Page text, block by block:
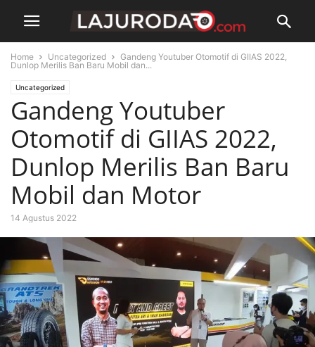
Home Uncategorized
Gandeng Youtuber Otomotif di GIIAS 2022,
Dunlop Merilis Ban Baru Mobil dan...
Uncategorized
Gandeng Youtuber
Otomotif di GIIAS 2022,
Dunlop Merilis Ban Baru
Mobil dan Motor
14 Agustus 2022